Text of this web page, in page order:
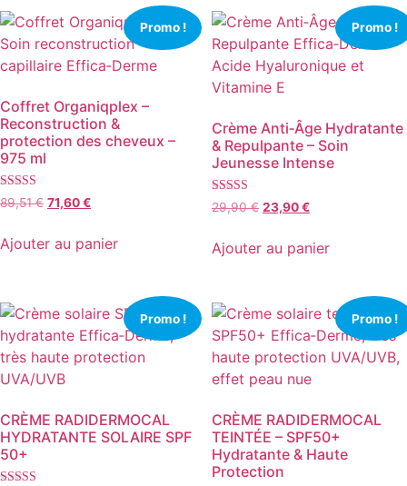
Promo !
Coffret Organiqplex –
Reconstruction &
protection des cheveux –
975 ml
Note
4.96
89,51€ Le
initial
était :
71,60€Le
actuel
Ajouter au panier
Promo !
Crème Anti‑Âge Hydratante
& Repulpante – Soin
Jeunesse Intense
Note
4.71
29,90€ Le
initial
était :
23,90€Le
actuel
Ajouter au panier
Promo !
CRÈME RADIDERMOCAL
HYDRATANTE SOLAIRE SPF
50+
Promo !
CRÈME RADIDERMOCAL
TEINTÉE – SPF50+
Hydratante & Haute
Protection